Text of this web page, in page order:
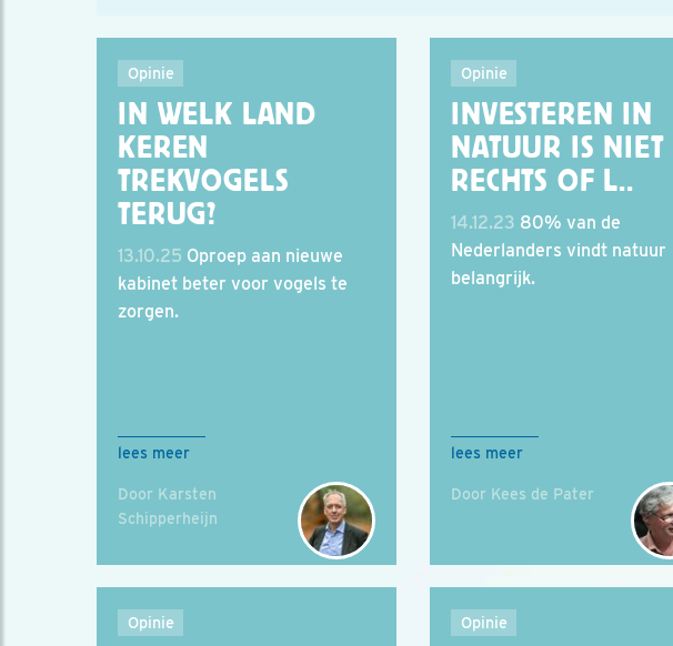
Opinie
IN WELK LAND
KEREN
TREKVOGELS
TERUG?
13.10.25 Oproep aan nieuwe
kabinet beter voor vogels te
zorgen.
lees meer
Door Karsten
Schipperheijn
Opinie
INVESTEREN IN
NATUUR IS NIET
RECHTS OF L..
14.12.23 80% van de
Nederlanders vindt natuur
belangrijk.
lees meer
Door Kees de Pater
Opinie Opinie